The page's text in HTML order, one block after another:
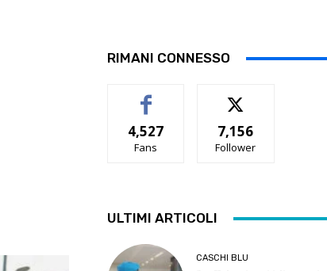
RIMANI CONNESSO
4,527
Fans
7,156
Follower
ULTIMI ARTICOLI
CASCHI BLU